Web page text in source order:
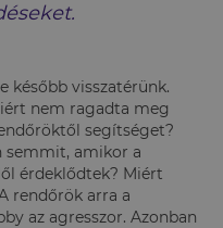
később visszatérünk.
nem ragadta meg
segítséget?
semmit, amikor a
érdeklődtek? Miért
rendőrök arra a
az agresszor. Azonban